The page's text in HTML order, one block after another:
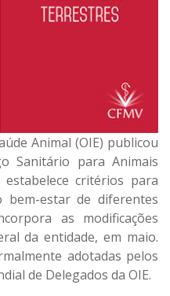
Animal (OIE) publicou
Sanitário para Animais
critérios para
bem-estar de diferentes
as modificações
da entidade, em maio.
adotadas pelos
de Delegados da OIE.